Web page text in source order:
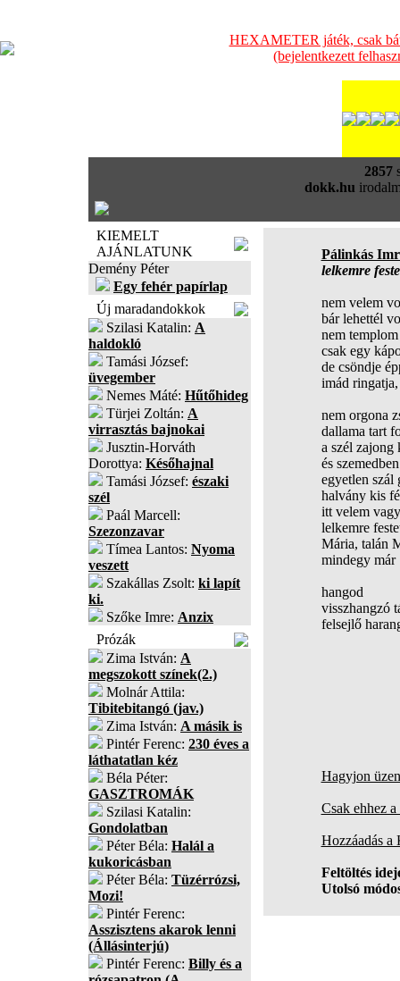
HEXAMETER játék, csak
(bejelentkezett
2857
dokk.hu
KIEMELT
AJÁNLATUNK
Demény Péter
Egy fehér papírlap
Új maradandokkok
Szilasi Katalin: A
haldokló
Tamási József:
üvegember
Nemes Máté: Hűtőhideg
Türjei Zoltán: A
virrasztás bajnokai
Jusztin-Horváth
Dorottya: Későhajnal
Tamási József: északi
szél
Paál Marcell:
Szezonzavar
Tímea Lantos: Nyoma
veszett
Szakállas Zsolt: ki lapít
ki.
Szőke Imre: Anzix
Prózák
Zima István: A
megszokott színek(2.)
Molnár Attila:
Tibitebitangó (jav.)
Zima István: A másik is
Pintér Ferenc: 230 éves a
láthatatlan kéz
Béla Péter:
GASZTROMÁK
Szilasi Katalin:
Gondolatban
Péter Béla: Halál a
kukoricásban
Péter Béla: Tüzérrózsi,
Mozi!
Pintér Ferenc:
Asszisztens akarok lenni
(Állásinterjú)
Pintér Ferenc: Billy és a
Pálinkás
lelkemre
nem velem
bár lehettél
nem templom
csak egy
de csöndje
imád ringatja,
nem orgona
dallama tart
a szél zajong
és
egyetlen szál
halvány kis
itt velem
lelkemre
Mária, talán
mindegy már
hangod
visszhangzó
felsejlő
Hagyjon
Csak ehhez
Hozzáadás
Feltöltés
Utolsó